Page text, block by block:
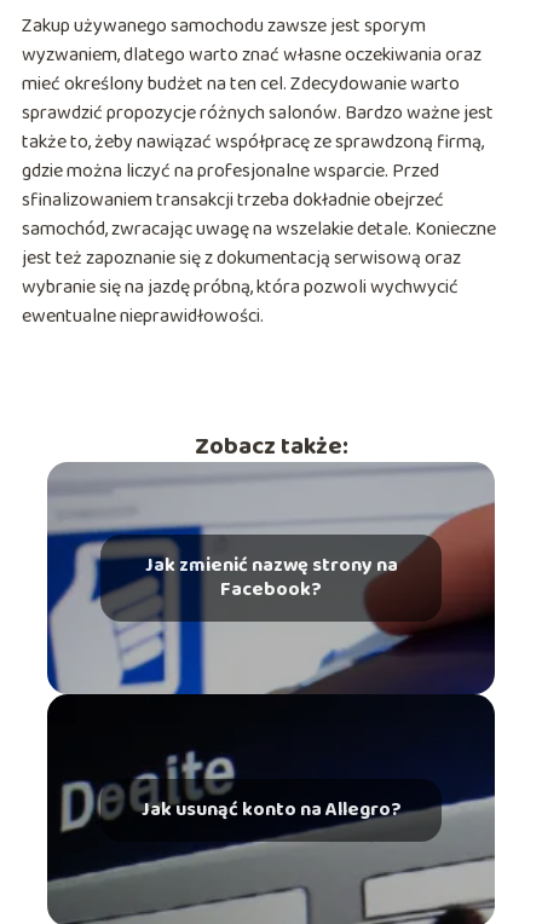
Zakup używanego samochodu zawsze jest sporym
wyzwaniem, dlatego warto znać własne oczekiwania oraz
mieć określony budżet na ten cel. Zdecydowanie warto
sprawdzić propozycje różnych salonów. Bardzo ważne jest
także to, żeby nawiązać współpracę ze sprawdzoną firmą,
gdzie można liczyć na profesjonalne wsparcie. Przed
sfinalizowaniem transakcji trzeba dokładnie obejrzeć
samochód, zwracając uwagę na wszelakie detale. Konieczne
jest też zapoznanie się z dokumentacją serwisową oraz
wybranie się na jazdę próbną, która pozwoli wychwycić
ewentualne nieprawidłowości.
Zobacz także:
Jak zmienić nazwę strony na
Facebook?
Jak usunąć konto na Allegro?